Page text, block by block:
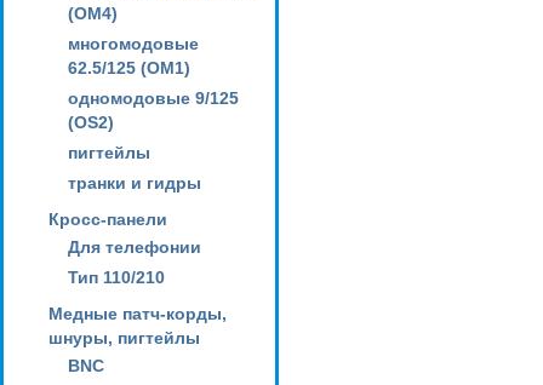
(OM4)
многомодовые
62.5/125 (OM1)
одномодовые 9/125
(OS2)
пигтейлы
транки и гидры
Кросс-панели
Для телефонии
Тип 110/210
Медные патч-корды,
шнуры, пигтейлы
BNC